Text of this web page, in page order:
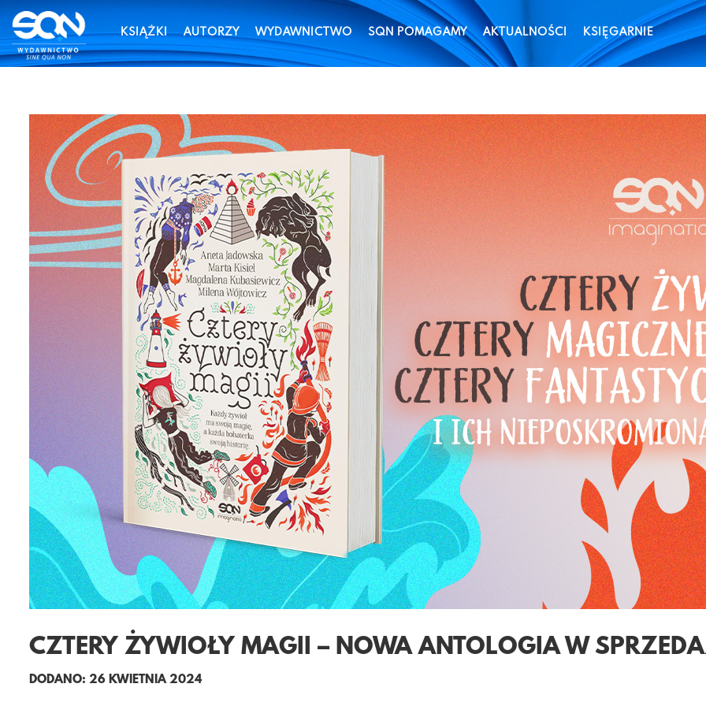
KSIĄŻKI AUTORZY WYDAWNICTWO SQN POMAGAMY AKTUALNOŚCI KSIĘGARNIE
CZTERY ŻYWIOŁY MAGII – NOWA ANTOLOGIA W
DODANO: 26 KWIETNIA 2024